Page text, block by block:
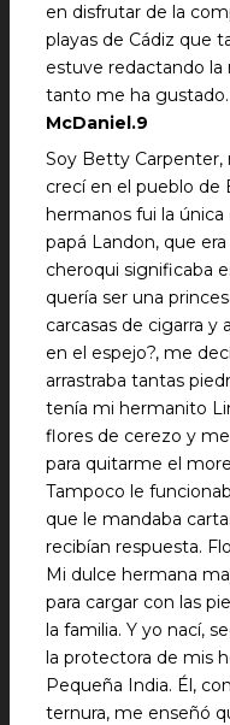
en disfrutar de la
playas de Cádiz que
estuve redactando la
tanto me ha
McDaniel.9
Soy Betty Carpenter,
crecí en el pueblo de
hermanos fui la
papá Landon, que
cheroqui significaba
quería ser una
carcasas de cigarra y
en el espejo?, me
arrastraba tantas
tenía mi hermanito
flores de cerezo y
para quitarme el
Tampoco le
que le mandaba
recibían respuesta.
Mi dulce hermana
para cargar con las
la familia. Y yo nací,
la protectora de mis
Pequeña India. Él,
ternura, me enseñó